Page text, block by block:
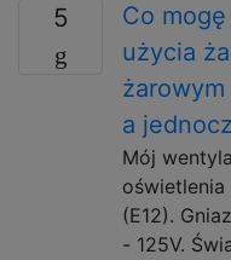
5
Co
użycia
a
Mój
(E12).
- 125V.